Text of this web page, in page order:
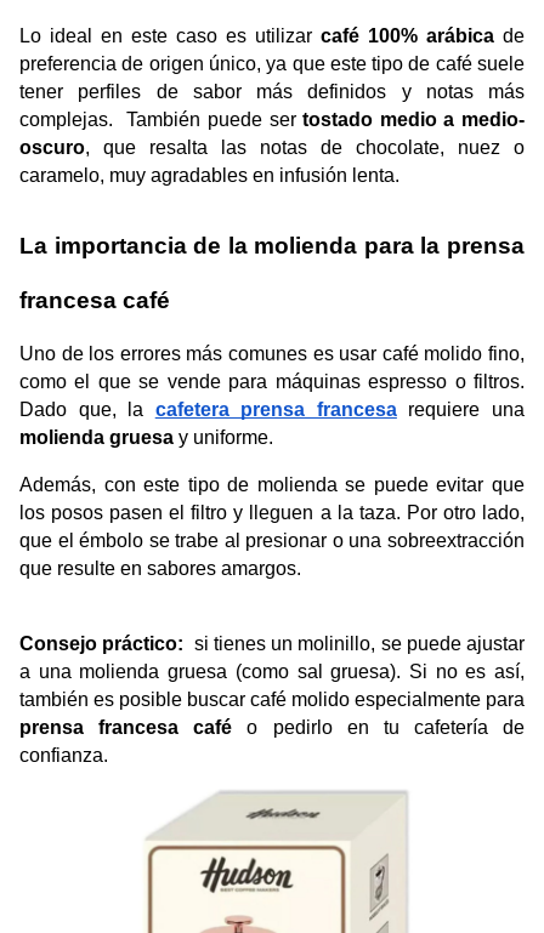
Lo ideal en este caso es utilizar café 100% arábica de
preferencia de origen único, ya que este tipo de café suele
tener perfiles de sabor más definidos y notas más
complejas.  También puede ser tostado medio a medio-
oscuro, que resalta las notas de chocolate, nuez o
caramelo, muy agradables en infusión lenta.
La importancia de la molienda para la prensa
francesa café
Uno de los errores más comunes es usar café molido fino,
como el que se vende para máquinas espresso o filtros.
Dado que, la cafetera prensa francesa
molienda gruesa y uniforme.
Además, con este tipo de molienda se puede evitar que
los posos pasen el filtro y lleguen a la taza. Por otro lado,
que el émbolo se trabe al presionar o una sobreextracción
que resulte en sabores amargos.
Consejo práctico: si tienes un molinillo, se puede ajustar
a una molienda gruesa (como sal gruesa). Si no es así,
prensa francesa café o pedirlo en tu cafetería de
confianza.